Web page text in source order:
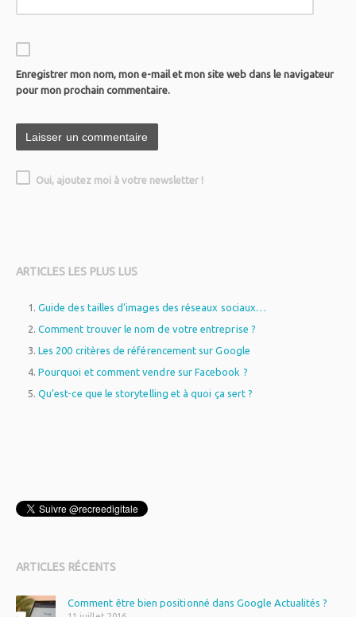
Enregistrer mon nom, mon e-mail et mon site web dans le navigateur
pour mon prochain commentaire.
Oui, ajoutez moi à votre newsletter !
ARTICLES LES PLUS LUS
Guide des tailles d’images des réseaux sociaux…
Comment trouver le nom de votre entreprise ?
Les 200 critères de référencement sur Google
Pourquoi et comment vendre sur Facebook ?
Qu’est-ce que le storytelling et à quoi ça sert ?
ARTICLES RÉCENTS
Comment être bien positionné dans Google Actualités ?